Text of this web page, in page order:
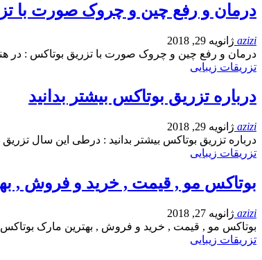
درمان و رفع چین و چروک صورت با
azizi ژانویه 29, 2018
درمان و رفع چین و چروک صورت با تزریق بوتاکس : در
تزریقات زیبایی
درباره تزریق بوتاکس بیشتر بدانید
azizi ژانویه 29, 2018
درباره تزریق بوتاکس بیشتر بدانید : درطی این سال
تزریقات زیبایی
بوتاکس مو , قیمت , خرید و فروش ,
azizi ژانویه 27, 2018
بوتاکس مو , قیمت , خرید و فروش , بهترین مارک
تزریقات زیبایی